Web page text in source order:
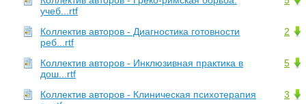
учеб...rtf
2
Коллектив авторов - Диагностика готовности
реб...rtf
5
Коллектив авторов - Инклюзивная практика в
дош...rtf
3
Коллектив авторов - Клиническая психотерапия